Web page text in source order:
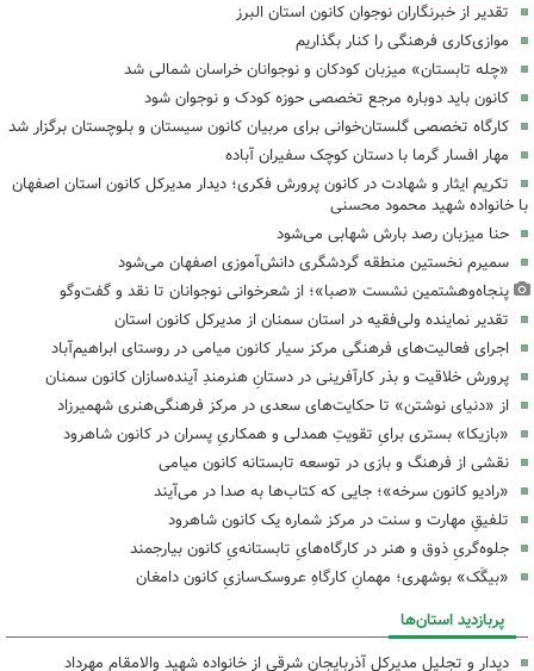
تقدیر از خبرنگاران نوجوان کانون استان البرز
موازی‌کاری فرهنگی را کنار بگذاریم
«چله تابستان» میزبان کودکان و نوجوانان خراسان شمالی شد
کانون باید دوباره مرجع تخصصی حوزه کودک و نوجوان شود
کارگاه تخصصی گلستان‌خوانی برای مربیان کانون سیستان و بلوچستان برگزار شد
مهار افسار گرما با دستان کوچک سفیران آباده
تکریم ایثار و شهادت در کانون پرورش فکری؛ دیدار مدیرکل کانون استان اصفهان
با خانواده شهید محمود محسنی
حنا میزبان رصد بارش شهابی می‌شود
سمیرم نخستین منطقه گردشگری دانش‌آموزی اصفهان می‌شود
پنجاه‌وهشتمین نشست «صبا»؛ از شعرخوانی نوجوانان تا نقد و گفت‌وگو
تقدیر نماینده ولی‌فقیه در استان سمنان از مدیرکل کانون استان
اجرای فعالیت‌های فرهنگی مرکز سیار کانون میامی در روستای ابراهیم‌آباد
پرورش خلاقیت و بذر کارآفرینی در دستانِ هنرمندِ آینده‌سازان کانون سمنان
از «دنیای نوشتن» تا حکایت‌های سعدی در مرکز فرهنگی‌هنری شهمیرزاد
«بازیکا» بستری برایِ تقویتِ همدلی و همکاریِ پسران در کانون شاهرود
نقشی از فرهنگ و بازی در توسعه تابستانه کانون میامی
«رادیو کانون سرخه»؛ جایی که کتاب‌ها به صدا در می‌آیند
تلفیقِ مهارت و سنت در مرکز شماره یک کانون شاهرود
جلوه‌گریِ ذوق و هنر در کارگاه‌هایِ تابستانه‌یِ کانون بیارجمند
«بیگَک» بوشهری؛ مهمانِ کارگاهِ عروسک‌سازیِ کانون دامغان
پربازدید استان‌ها
دیدار و تجلیل مدیرکل آذربایجان شرقی از خانواده شهید والامقام مهرداد